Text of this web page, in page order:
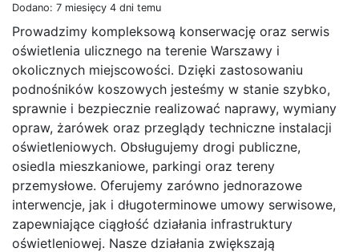
Dodano: 7 miesięcy 4 dni temu
Prowadzimy kompleksową konserwację oraz serwis
oświetlenia ulicznego na terenie Warszawy i
okolicznych miejscowości. Dzięki zastosowaniu
podnośników koszowych jesteśmy w stanie szybko,
sprawnie i bezpiecznie realizować naprawy, wymiany
opraw, żarówek oraz przeglądy techniczne instalacji
oświetleniowych. Obsługujemy drogi publiczne,
osiedla mieszkaniowe, parkingi oraz tereny
przemysłowe. Oferujemy zarówno jednorazowe
interwencje, jak i długoterminowe umowy serwisowe,
zapewniające ciągłość działania infrastruktury
oświetleniowej. Nasze działania zwiększają